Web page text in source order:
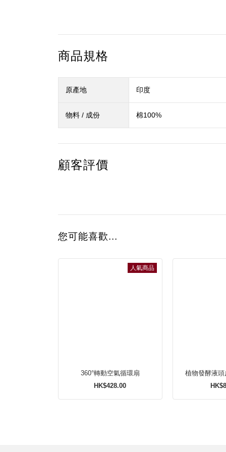
商品規格
原產地 印度
物料 / 成份 棉100%
顧客評價
您可能喜歡...
人氣商品
360°轉動空氣循環扇
HK$428.00
植物發酵液